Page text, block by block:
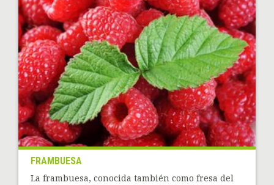
FRAMBUESA
La frambuesa, conocida también como fresa del